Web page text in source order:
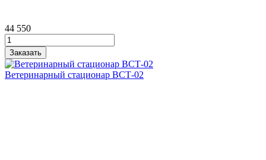
44 550
Ветеринарный стационар ВСТ‑02